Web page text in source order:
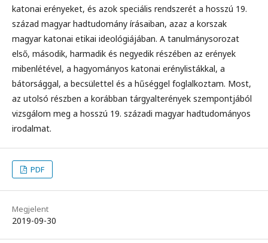
katonai erényeket, és azok speciális rendszerét a hosszú 19.
század magyar hadtudomány írásaiban, azaz a korszak
magyar katonai etikai ideológiájában. A tanulmánysorozat
első, második, harmadik és negyedik részében az erények
mibenlétével, a hagyományos katonai erénylistákkal, a
bátorsággal, a becsülettel és a hűséggel foglalkoztam. Most,
az utolsó részben a korábban tárgyalterények szempontjából
vizsgálom meg a hosszú 19. századi magyar hadtudományos
irodalmat.
PDF
Megjelent
2019-09-30